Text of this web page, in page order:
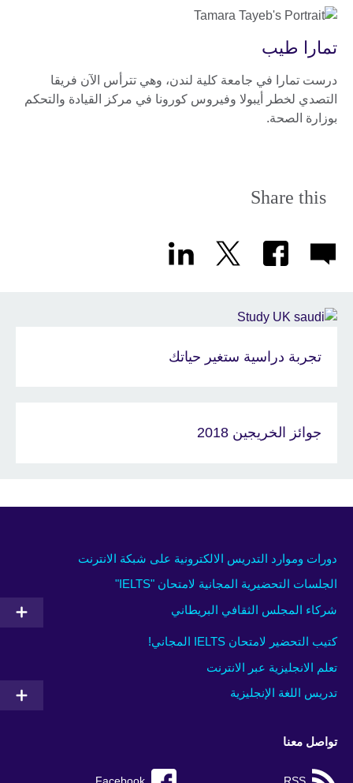
تمارا طيب
درست تمارا في جامعة كلية لندن، وهي تترأس الآن فريقا
التصدي لخطر أيبولا وفيروس كورونا في مركز القيادة والتحكم
بوزارة الصحة.
Share this
تجربة دراسية ستغير حياتك
جوائز الخريجين 2018
دورات وموارد التدريس الالكترونية على شبكة الانترنت
الجلسات التحضيرية المجانية لامتحان "IELTS"
شركاء المجلس الثقافي البريطاني
كتيب التحضير لامتحان IELTS المجاني!
تعلم الانجليزية عبر الانترنت
تدريس اللغة الإنجليزية
تواصل معنا